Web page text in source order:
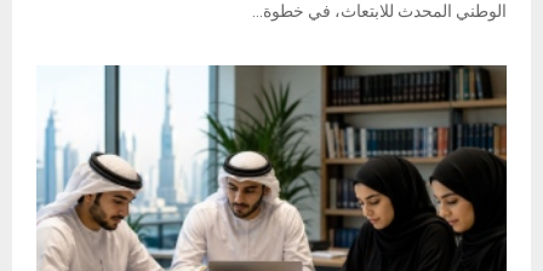
الوطني المحدث للابتعاث، في خطوة...